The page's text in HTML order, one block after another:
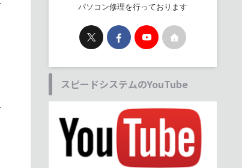
パソコン修理を行っております
スピードシステムのYouTube